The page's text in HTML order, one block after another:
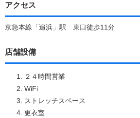
アクセス
京急本線「追浜」駅 東口徒歩11分
店舗設備
２４時間営業
WiFi
ストレッチスペース
更衣室